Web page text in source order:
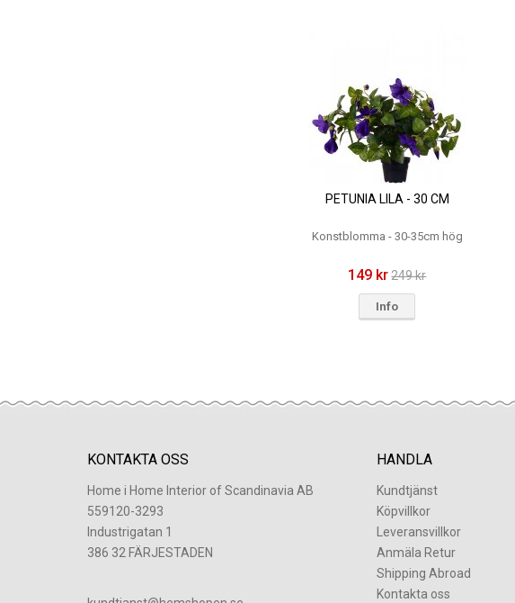
PETUNIA LILA - 30 CM
Konstblomma - 30-35cm hög
149 kr 249 kr
Info
KONTAKTA OSS
Home i Home Interior of Scandinavia AB
559120-3293
Industrigatan 1
386 32 FÄRJESTADEN
HANDLA
Kundtjänst
Köpvillkor
Leveransvillkor
Anmäla Retur
Shipping Abroad
Kontakta oss